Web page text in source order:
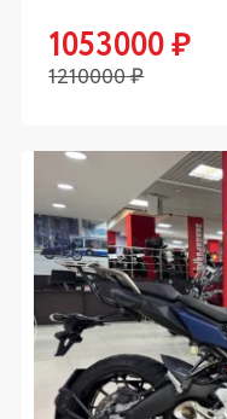
1053000₽
1210000₽